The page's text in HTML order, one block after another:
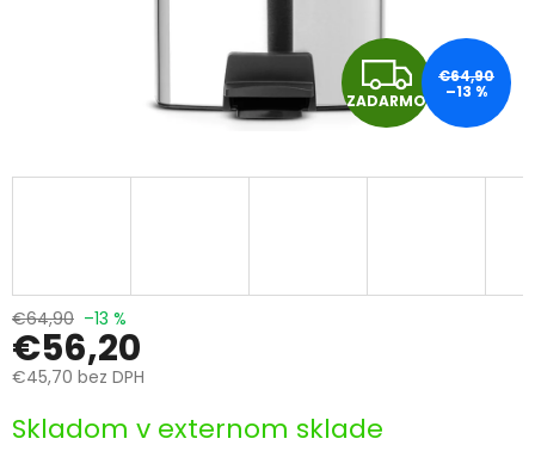
Z
A
D
ZADARMO
€64,90
–13 %
€64,90 –13 %
€56,20
€45,70 bez DPH
cena:
Skladom v externom sklade